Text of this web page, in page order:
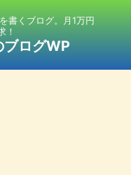
書くブログ。月1万円
！
ブログWP